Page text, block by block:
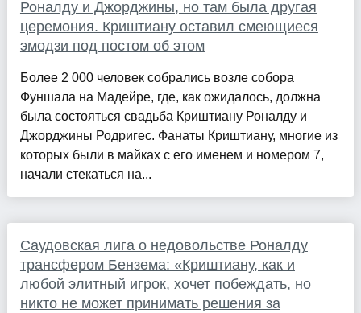
Роналду и Джорджины, но там была другая
церемония. Криштиану оставил смеющиеся
эмодзи под постом об этом
Более 2 000 человек собрались возле собора
Фуншала на Мадейре, где, как ожидалось, должна
была состояться свадьба Криштиану Роналду и
Джорджины Родригес. Фанаты Криштиану, многие из
которых были в майках с его именем и номером 7,
начали стекаться на...
Саудовская лига о недовольстве Роналду
трансфером Бензема: «Криштиану, как и
любой элитный игрок, хочет побеждать, но
никто не может принимать решения за